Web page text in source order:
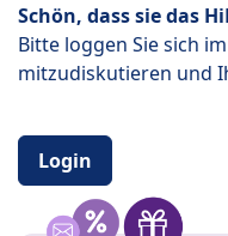
Schön, dass sie das
Bitte loggen Sie sich
mitzudiskutieren und
Login